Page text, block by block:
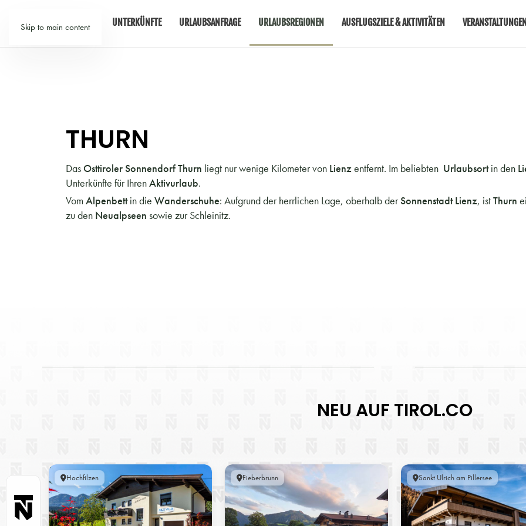
Skip to main content
TIROL UNTERKÜNFTE URLAUBSANFRAGE URLAUBSREGIONEN AUSFLUGSZIELE & AKTIVITÄTEN VERANSTALTUNGEN
THURN
Das Osttiroler Sonnendorf Thurn liegt nur wenige Kilometer von Lienzentfernt. Im beliebten Urlaubsortin den
Unterkünfte für IhrenAktivurlaub.
Vom Alpenbettin die Wanderschuhe: Aufgrund der herrlichen Lage, oberhalb derSonnenstadt Lienz, istThurn
zu den Neualpseen sowie zur Schleinitz.
NEU AUF TIROL.CO
Hochfilzen Fieberbrunn Sankt Ulrich am Pillersee